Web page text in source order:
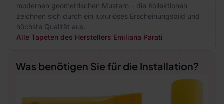
modernen geometrischen Mustern – die Kollektionen
zeichnen sich durch ein luxuriöses Erscheinungsbild und
höchste Qualität aus.
Alle Tapeten des Herstellers Emiliana Parati
Was benötigen Sie für die Installation?